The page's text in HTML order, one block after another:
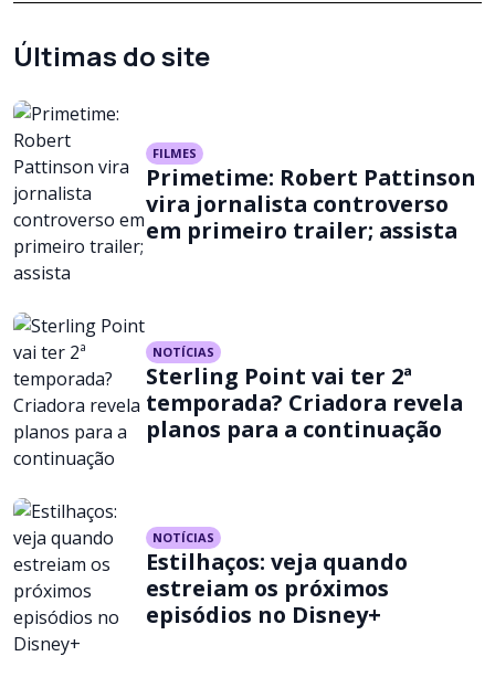
Últimas do site
FILMES
Primetime: Robert Pattinson
vira jornalista controverso
em primeiro trailer; assista
NOTÍCIAS
Sterling Point vai ter 2ª
temporada? Criadora revela
planos para a continuação
NOTÍCIAS
Estilhaços: veja quando
estreiam os próximos
episódios no Disney+